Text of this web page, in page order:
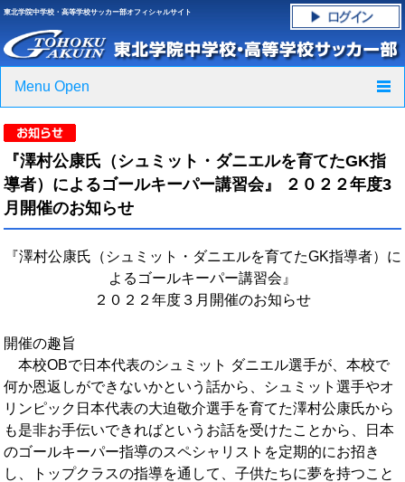
東北学院中学校・高等学校サッカー部オフィシャルサイト
Menu Open
ニュース
スケジュール
グラウンド・施設紹介
応援グッズご案内
OB会
『澤村公康氏（シュミット・ダニエルを育てたGK指
導者）によるゴールキーパー講習会』 ２０２２年度3
月開催のお知らせ
『澤村公康氏（シュミット・ダニエルを育てたGK指導者）に
よるゴールキーパー講習会』
２０２２年度３月開催のお知らせ
開催の趣旨
本校OBで日本代表のシュミット ダニエル選手が、本校で
何か恩返しができないかという話から、シュミット選手やオ
リンピック日本代表の大迫敬介選手を育てた澤村公康氏から
も是非お手伝いできればというお話を受けたことから、日本
のゴールキーパー指導のスペシャリストを定期的にお招き
し、トップクラスの指導を通して、子供たちに夢を持つこと